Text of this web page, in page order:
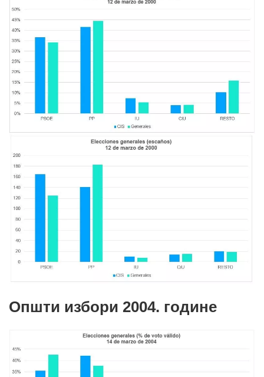
Општи избори 2004. године